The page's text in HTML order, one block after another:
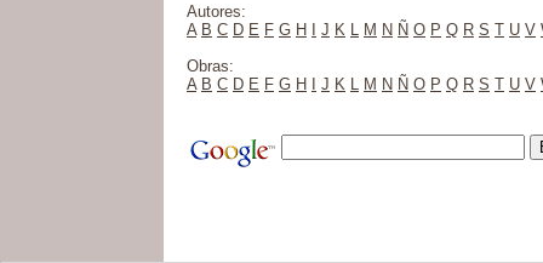
Autores:
A B C D E F G H I J K L M N Ñ O P Q R S T U V
Obras:
A B C D E F G H I J K L M N Ñ O P Q R S T U V